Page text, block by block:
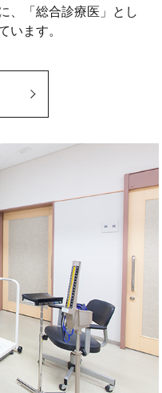
、「総合診療医」とし
います。